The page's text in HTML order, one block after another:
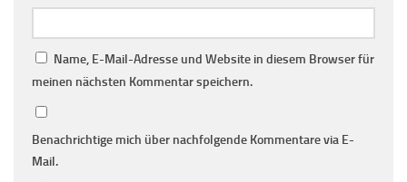
Name, E-Mail-Adresse und Website in diesem Browser für
meinen nächsten Kommentar speichern.
Benachrichtige mich über nachfolgende Kommentare via E-
Mail.